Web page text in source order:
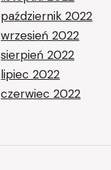
październik 2022
wrzesień 2022
sierpień 2022
lipiec 2022
czerwiec 2022